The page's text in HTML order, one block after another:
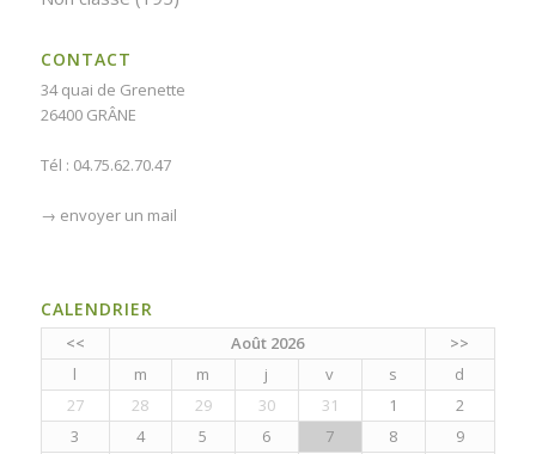
CONTACT
34 quai de Grenette
26400 GRÂNE
Tél : 04.75.62.70.47
→ envoyer un mail
CALENDRIER
<< Août 2026
>>
l
m m j v s
d
27
28 29 30 31 1
2
3
4 5 6 7 8
9